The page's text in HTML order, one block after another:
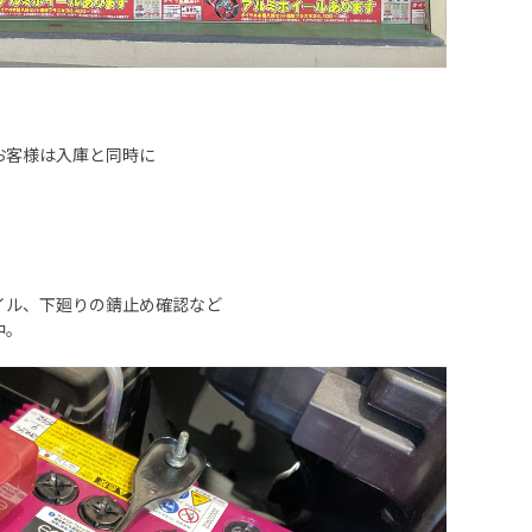
様は入庫と同時に
、下廻りの錆止め確認など